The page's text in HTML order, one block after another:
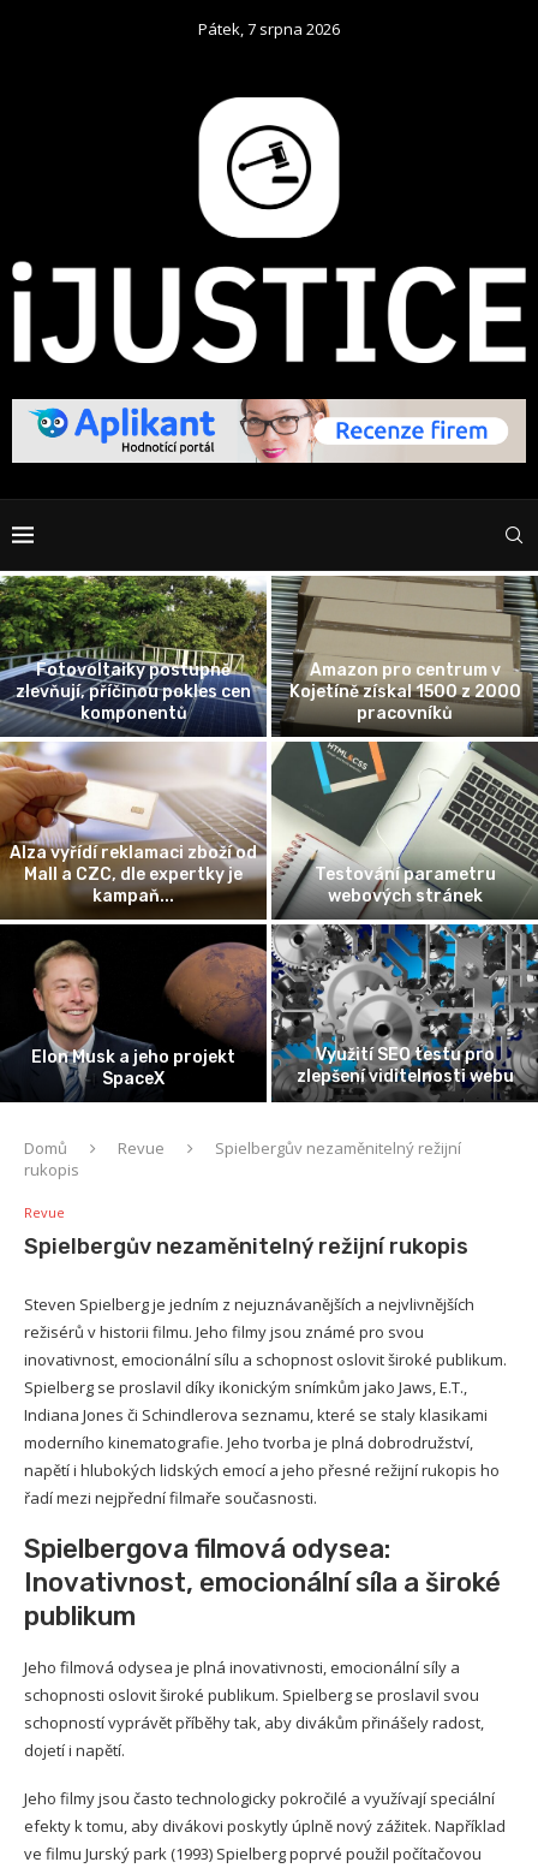
Pátek, 7 srpna 2026
Jak fungují recenze firem na
internetu
Zaměstnanec na „střídačku“?
Nastupuje éra Cross-
Company Mobility
Možnost porovnání nabídek
pojištění domácnosti
Žena vyhrála soud s bankou
ohledně poplatku za
předčasné splacení úvěru
K českým kořenům či identitě
se v USA hlásilo 1,4 milionu lidí
Schránka se vzorky z
planetky Bennu úspěšně
přistála v poušti v USA
Domů Revue
Spielbergův nezaměnitelný režijní
rukopis
Revue
Spielbergův nezaměnitelný režijní rukopis
Steven Spielberg je jedním z nejuznávanějších a nejvlivnějších
režisérů v historii filmu. Jeho filmy jsou známé pro svou
inovativnost, emocionální sílu a schopnost oslovit široké publikum.
Spielberg se proslavil díky ikonickým snímkům jako Jaws, E.T.,
Indiana Jones či Schindlerova seznamu, které se staly klasikami
moderního kinematografie. Jeho tvorba je plná dobrodružství,
napětí i hlubokých lidských emocí a jeho přesné režijní rukopis ho
řadí mezi nejpřední filmaře současnosti.
Spielbergova filmová odysea:
Inovativnost, emocionální síla a široké
publikum
Jeho filmová odysea je plná inovativnosti, emocionální síly a
schopnosti oslovit široké publikum. Spielberg se proslavil svou
schopností vyprávět příběhy tak, aby divákům přinášely radost,
dojetí i napětí.
Jeho filmy jsou často technologicky pokročilé a využívají speciální
efekty k tomu, aby divákovi poskytly úplně nový zážitek. Například
ve filmu Jurský park (1993) Spielberg poprvé použil počítačovou